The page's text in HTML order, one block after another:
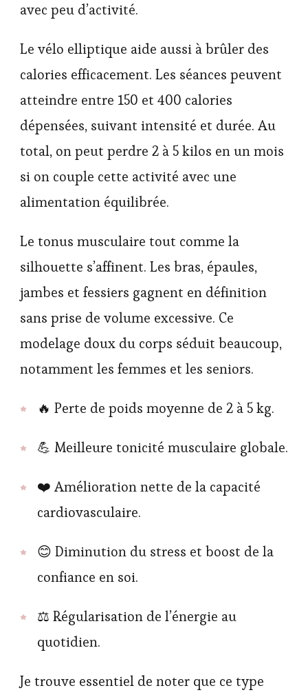
avec peu d’activité.
Le vélo elliptique aide aussi à brûler des
calories efficacement. Les séances peuvent
atteindre entre 150 et 400 calories
dépensées, suivant intensité et durée. Au
total, on peut perdre 2 à 5 kilos en un mois
si on couple cette activité avec une
alimentation équilibrée.
Le tonus musculaire tout comme la
silhouette s’affinent. Les bras, épaules,
jambes et fessiers gagnent en définition
sans prise de volume excessive. Ce
modelage doux du corps séduit beaucoup,
notamment les femmes et les seniors.
🔥 Perte de poids moyenne de 2 à 5 kg.
💪 Meilleure tonicité musculaire globale.
❤️ Amélioration nette de la capacité
cardiovasculaire.
😊 Diminution du stress et boost de la
confiance en soi.
⚖️ Régularisation de l’énergie au
quotidien.
Je trouve essentiel de noter que ce type